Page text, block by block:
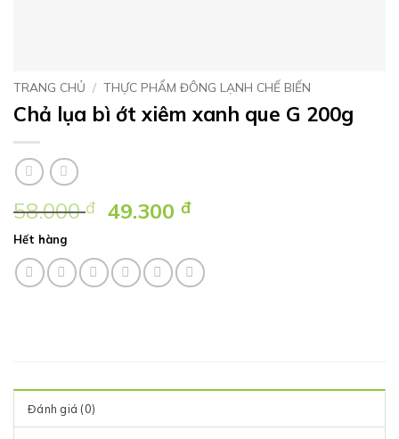
TRANG CHỦ / THỰC PHẨM ĐÔNG LẠNH CHẾ BIẾN
Chả lụa bì ớt xiêm xanh que G 200g
58.000đ
Giá
là:
58.000 ₫.
49.300đGiá
tại
là:
49.300 ₫.
Hết hàng
Đánh giá (0)